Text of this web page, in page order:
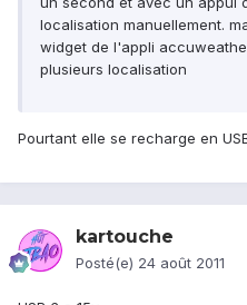
localisation manuellement.
widget de l'appli
plusieurs localisation
Pourtant elle se recharge en
kartouche
Posté(e) 24 août 2011